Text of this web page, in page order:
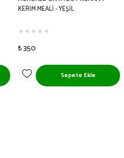
KERİM MEALİ - YEŞİL
₺ 350
Sepete Ekle